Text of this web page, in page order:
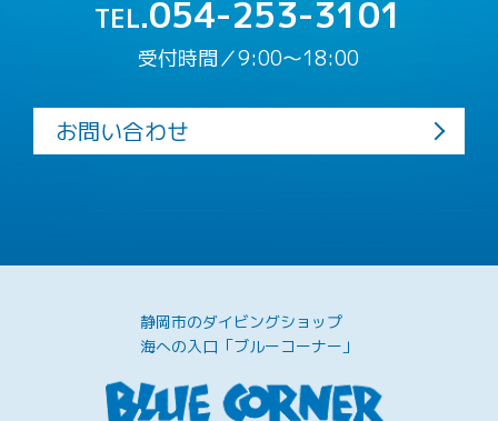
TEL.054-253-3101
受付時間／9:00〜18:00
お問い合わせ
静岡市のダイビングショップ
海への入口「ブルーコーナー」